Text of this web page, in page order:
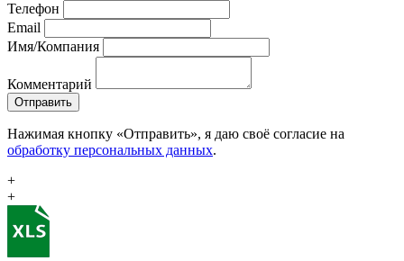
Телефон
Email
Имя/Компания
Комментарий
Отправить
Нажимая кнопку «Отправить», я даю своё согласие на
обработку персональных данных.
+
+